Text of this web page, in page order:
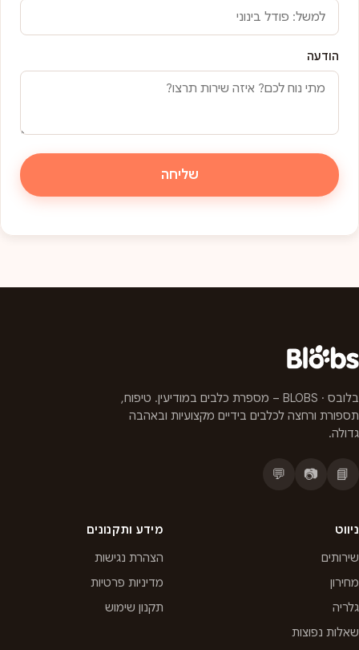
הודעה
שליחה
בלובס · BLOBS – מספרת כלבים במודיעין. טיפוח,
תספורת ורחצה לכלבים בידיים מקצועיות ובאהבה
גדולה.
📘
📷
💬
ניווט
שירותים
מחירון
גלריה
שאלות נפוצות
מידע ותקנונים
הצהרת נגישות
מדיניות פרטיות
תקנון שימוש